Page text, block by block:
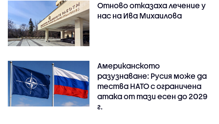
Отново отказаха лечение у
нас на Ива Михаилова
Американското
разузнаване: Русия може да
тества НАТО с ограничена
атака от тази есен до 2029
г.